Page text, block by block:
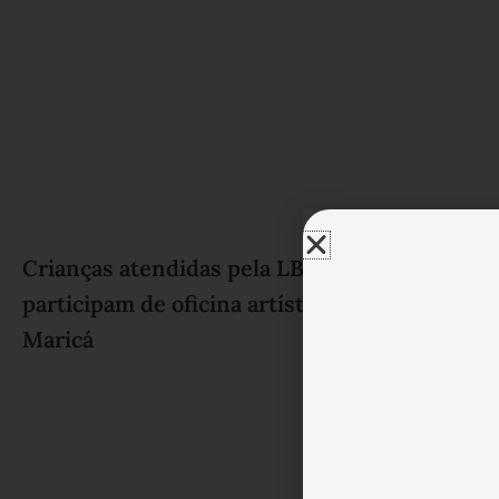
Crianças atendidas pela LBV
participam de oficina artística em
Maricá